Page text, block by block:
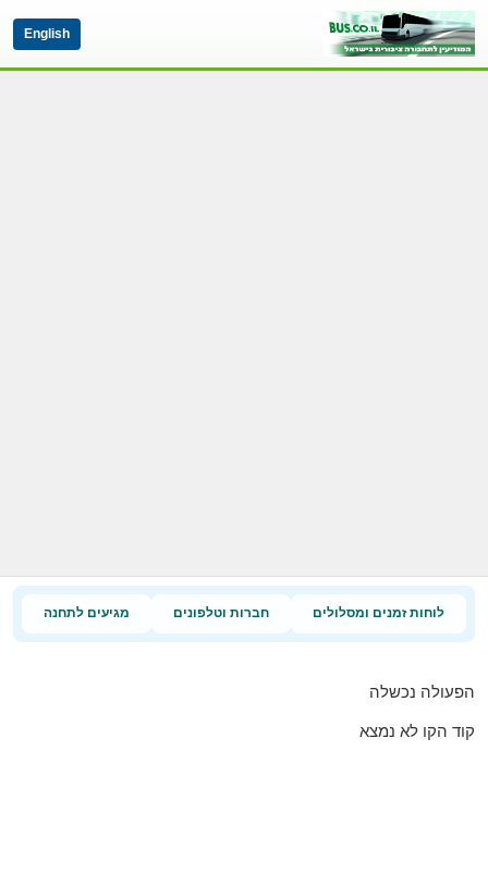
English
לוחות זמנים ומסלולים חברות וטלפונים מגיעים לתחנה
הפעולה נכשלה
קוד הקו לא נמצא